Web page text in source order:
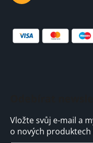
Vložte svůj e-mail a
o nových